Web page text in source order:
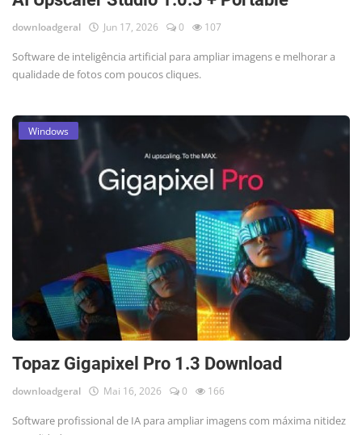
downloadgeral Jun 17, 2026 0 107
Software de inteligência artificial para ampliar imagens e melhorar a
qualidade de fotos com poucos cliques.
Windows
Topaz Gigapixel Pro 1.3 Download
downloadgeral Mai 16, 2026 0 166
Software profissional de IA para ampliar imagens com máxima nitidez